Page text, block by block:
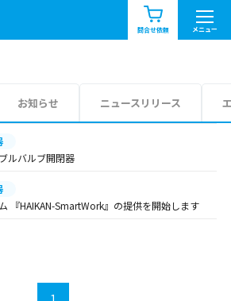
問合せ依頼 メニュー
お知らせ一覧
エリア情報を見る
お知らせ ニュースリリース
ルバルブ開閉器
『HAIKAN-SmartWork』の提供を開始します